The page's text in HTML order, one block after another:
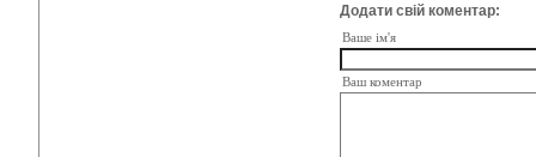
Додати свій коментар:
Ваше ім'я
Ваш коментар